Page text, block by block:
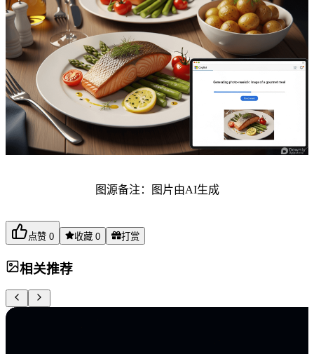
图源备注：图片由AI生成
点赞 0 收藏 0 打赏
相关推荐